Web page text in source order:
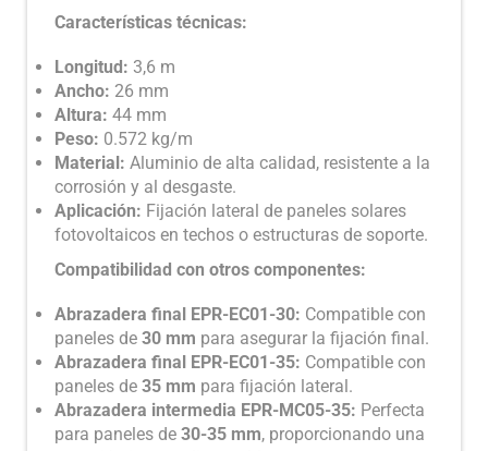
Características técnicas:
Longitud: 3,6 m
Ancho: 26 mm
Altura: 44 mm
Peso: 0.572 kg/m
Material: Aluminio de alta calidad, resistente a la
corrosión y al desgaste.
Aplicación: Fijación lateral de paneles solares
fotovoltaicos en techos o estructuras de soporte.
Compatibilidad con otros componentes:
Abrazadera final EPR-EC01-30: Compatible con
paneles de 30 mm para asegurar la fijación final.
Abrazadera final EPR-EC01-35: Compatible con
paneles de 35 mm para fijación lateral.
Abrazadera intermedia EPR-MC05-35: Perfecta
para paneles de 30-35 mm, proporcionando una